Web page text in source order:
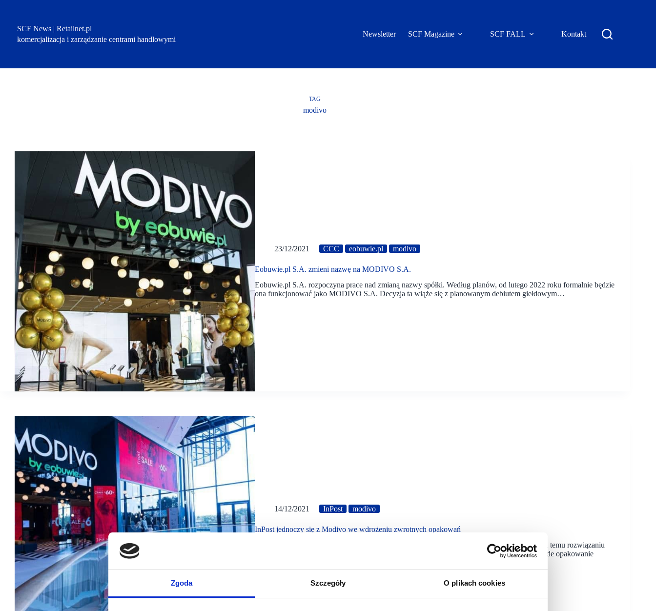
Zgoda Szczegóły O plikach cookies
SCF News | Retailnet.pl
komercjalizacja i zarządzanie centrami handlowymi
Newsletter SCF Magazine SCF FALL Kontakt
TAG
modivo
23/12/2021 CCC eobuwie.pl modivo
Eobuwie.pl S.A. zmieni nazwę na MODIVO S.A.
Eobuwie.pl S.A. rozpoczyna prace nad zmianą nazwy spółki. Według planów, od lutego 2022 roku formalnie będzie
ona funkcjonować jako MODIVO S.A. Decyzja ta wiąże się z planowanym debiutem giełdowym…
14/12/2021 InPost modivo
InPost jednoczy się z Modivo we wdrożeniu zwrotnych opakowań
InPost wraz z Modivo wprowadza test ekologicznych opakowań wielokrotnego użytku. Dzięki temu rozwiązaniu
nawet dziesięciokrotnie można zmniejszyć zapotrzebowanie na jednorazowe opakowania. Każde opakowanie